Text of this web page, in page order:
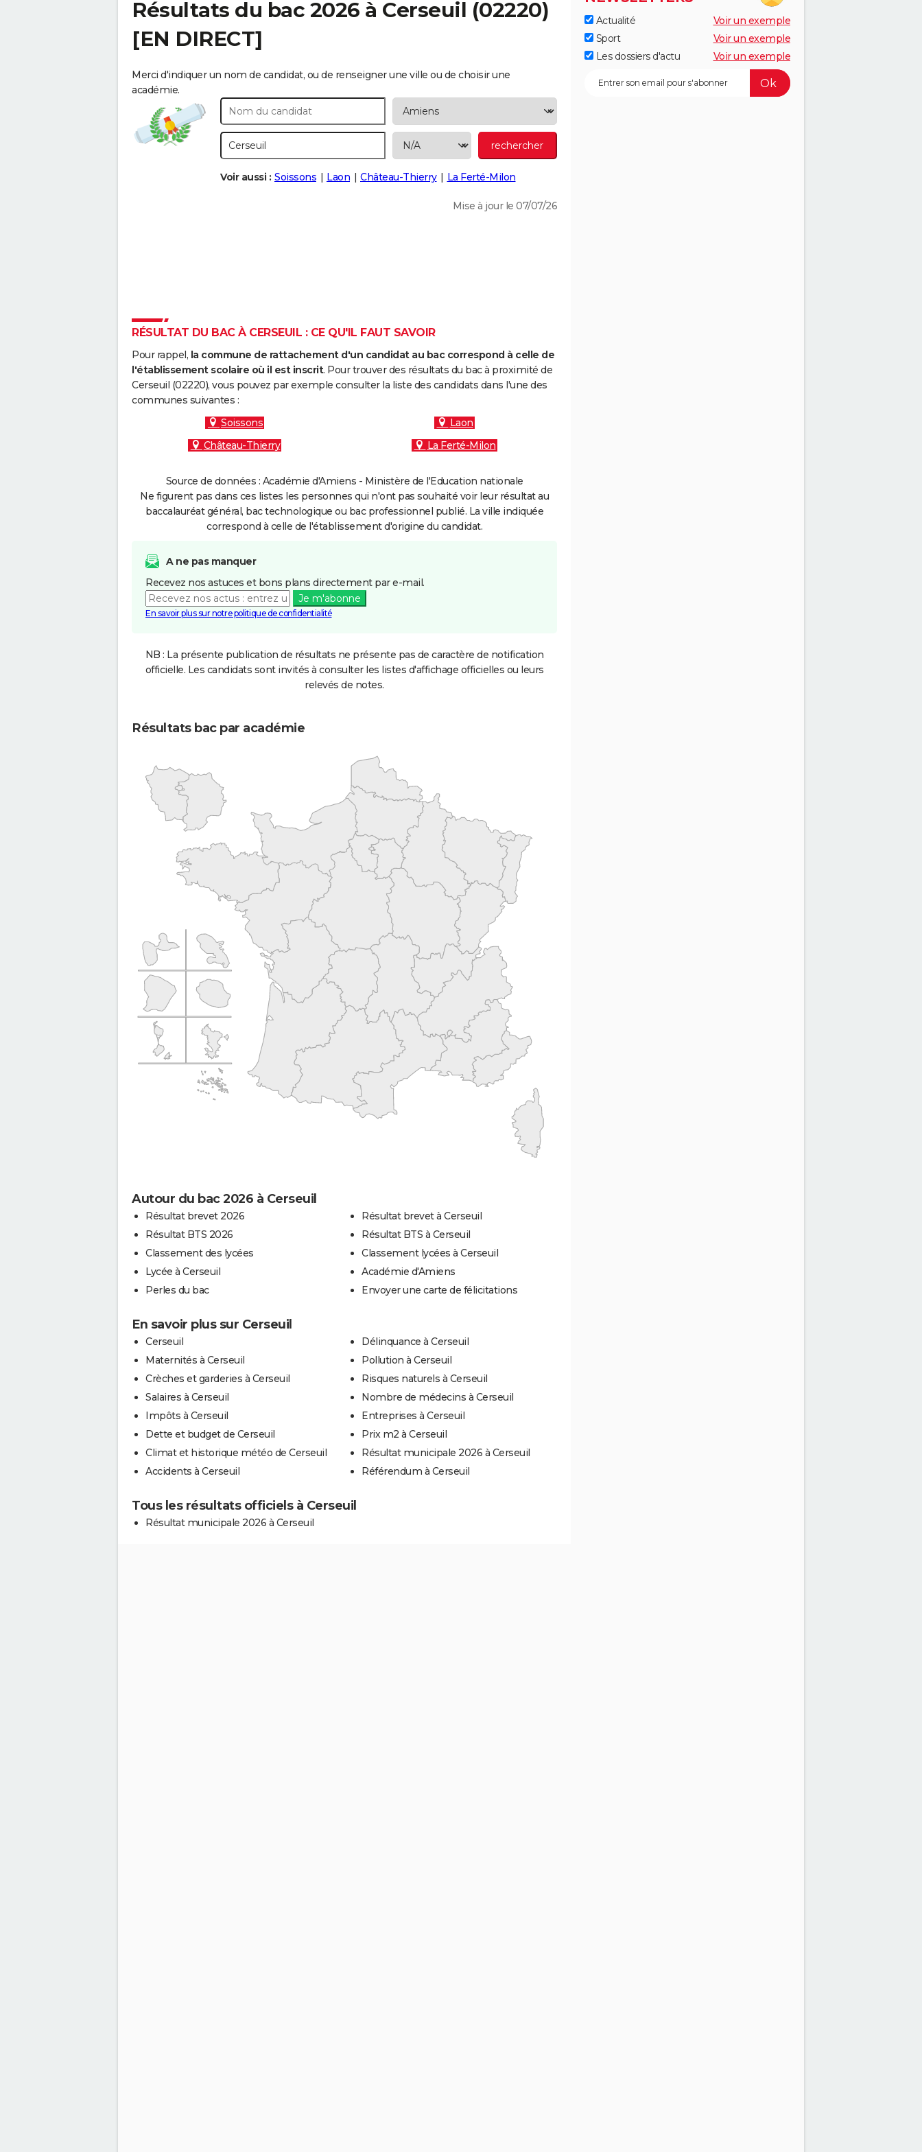
Résultats du bac 2026 à Cerseuil (02220)
[EN DIRECT]
Merci d'indiquer un nom de candidat, ou de renseigner une ville ou de choisir une
académie.
Voir aussi : Soissons Laon Château-Thierry La Ferté-Milon
Mise à jour le 07/07/26
RÉSULTAT DU BAC À CERSEUIL : CE QU'IL FAUT SAVOIR
Pour rappel, la commune de rattachement d'un candidat au bac correspond à celle de
l'établissement scolaire où il est inscrit. Pour trouver des résultats du bac à proximité de
Cerseuil (02220), vous pouvez par exemple consulter la liste des candidats dans l'une des
communes suivantes :
Soissons
Laon
Château-Thierry
La Ferté-Milon
Source de données : Académie d'Amiens - Ministère de l'Education nationale
Ne figurent pas dans ces listes les personnes qui n'ont pas souhaité voir leur résultat au
baccalauréat général, bac technologique ou bac professionnel publié. La ville indiquée
correspond à celle de l'établissement d'origine du candidat.
A ne pas manquer
Recevez nos astuces et bons plans directement par e-mail.
Je m'abonne
En savoir plus sur notre politique de confidentialité
NB : La présente publication de résultats ne présente pas de caractère de notification
officielle. Les candidats sont invités à consulter les listes d'affichage officielles ou leurs
relevés de notes.
Résultats bac par académie
Autour du bac 2026 à Cerseuil
Résultat brevet 2026
Résultat BTS 2026
Classement des lycées
Lycée à Cerseuil
Perles du bac
Résultat brevet à Cerseuil
Résultat BTS à Cerseuil
Classement lycées à Cerseuil
Académie d'Amiens
Envoyer une carte de félicitations
En savoir plus sur Cerseuil
Cerseuil
Maternités à Cerseuil
Crèches et garderies à Cerseuil
Salaires à Cerseuil
Impôts à Cerseuil
Dette et budget de Cerseuil
Climat et historique météo de Cerseuil
Accidents à Cerseuil
Délinquance à Cerseuil
Pollution à Cerseuil
Risques naturels à Cerseuil
Nombre de médecins à Cerseuil
Entreprises à Cerseuil
Prix m2 à Cerseuil
Résultat municipale 2026 à Cerseuil
Référendum à Cerseuil
Tous les résultats officiels à Cerseuil
Résultat municipale 2026 à Cerseuil
Actualité
Voir un exemple
Sport
Voir un exemple
Les dossiers d'actu
Voir un exemple